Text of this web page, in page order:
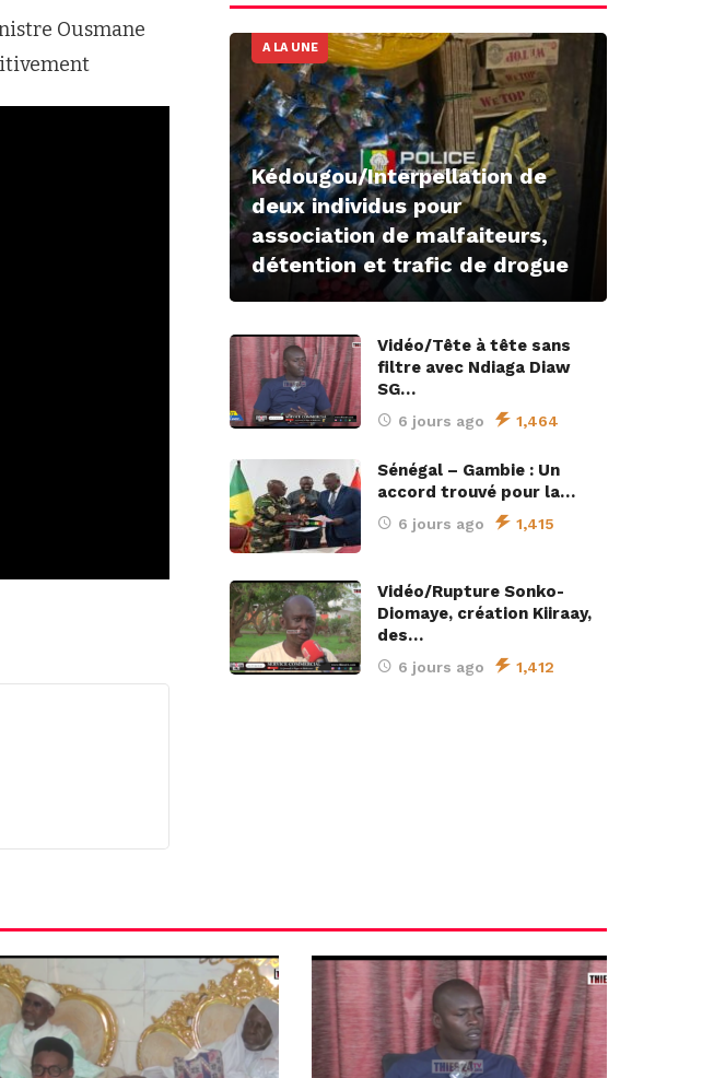
Ousmane
A LA UNE
Kédougou/Interpellation de
deux individus pour
association de malfaiteurs,
détention et trafic de drogue
Vidéo/Tête à tête sans
filtre avec Ndiaga Diaw
SG…
6 jours ago 1,464
Sénégal – Gambie : Un
accord trouvé pour la…
6 jours ago 1,415
Vidéo/Rupture Sonko-
Diomaye, création Kiiraay,
des…
6 jours ago 1,412